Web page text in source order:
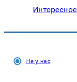
Интересное
Не у нас